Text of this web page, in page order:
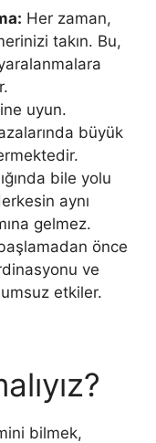
Her zaman,
takın. Bu,
uyun.
büyük
bile yolu
aynı
gelmez.
önce
ve
etkiler.
bilmek,